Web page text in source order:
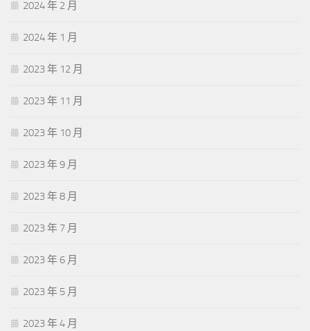
2024 年 2 月
2024 年 1 月
2023 年 12 月
2023 年 11 月
2023 年 10 月
2023 年 9 月
2023 年 8 月
2023 年 7 月
2023 年 6 月
2023 年 5 月
2023 年 4 月